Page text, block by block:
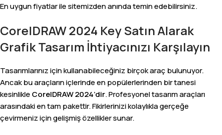
En uygun fiyatlar ile sitemizden anında temin edebilirsiniz.
CorelDRAW 2024 Key Satın Alarak
Grafik Tasarım İhtiyacınızı Karşılayın
Tasarımlarınız için kullanabileceğiniz birçok araç bulunuyor.
Ancak bu araçların içlerinde en popülerlerinden bir tanesi
kesinlikle CorelDRAW 2024’dir. Profesyonel tasarım araçları
arasındaki en tam pakettir. Fikirlerinizi kolaylıkla gerçeğe
çevirmeniz için gelişmiş özellikler sunar.